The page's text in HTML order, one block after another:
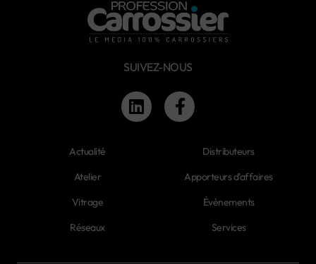
SUIVEZ-NOUS
Actualité
Atelier
Vitrage
Réseaux
Distributeurs
Apporteurs d'affaires
Évènements
Services